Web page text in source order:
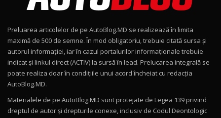
15:22
Mercedes-AMG E 53 HYBRID 4MATIC+ / Test
Drive AutoBlog.MD
16:27
11
Noul Volvo ES90 / Test Drive AutoBlog.MD
Noul MG HS / Test Drive AutoBlog.MD
Preluarea articolelor de pe AutoBlog.MD se realizează în limita
maximă de 500 de semne. În mod obligatoriu, trebuie citată sursa și
autorul informației, iar în cazul portalurilor informaționale trebuie
indicat și linkul direct (ACTIV) la sursă în lead. Prelucarea integrală se
poate realiza doar în condițiile unui acord încheiat cu redacţia
AutoBlog.MD.
Materialele de pe AutoBlog.MD sunt protejate de Legea 139 privind
dreptul de autor și drepturile conexe, inclusiv de Codul Deontologic